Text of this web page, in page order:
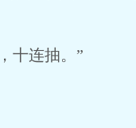
十连抽。”